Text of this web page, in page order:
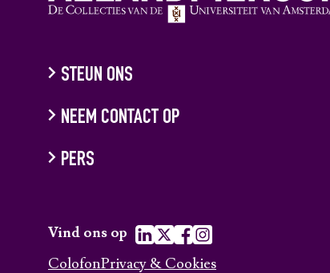
STEUN ONS
NEEM CONTACT OP
PERS
Vind ons op
ColofonPrivacy & Cookies